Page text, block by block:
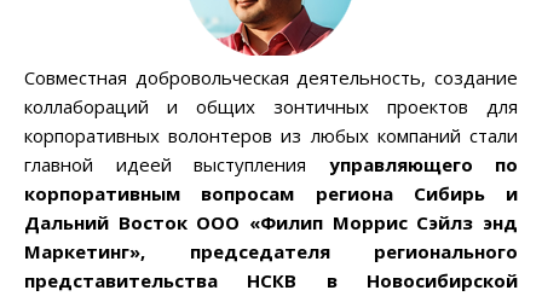
Совместная добровольческая деятельность, создание
коллабораций и общих зонтичных проектов для
корпоративных волонтеров из любых компаний стали
главной идеей выступления управляющего по
корпоративным вопросам региона Сибирь и
Дальний Восток ООО «Филип Моррис Сэйлз энд
Маркетинг», председателя регионального
представительства НСКВ в Новосибирской